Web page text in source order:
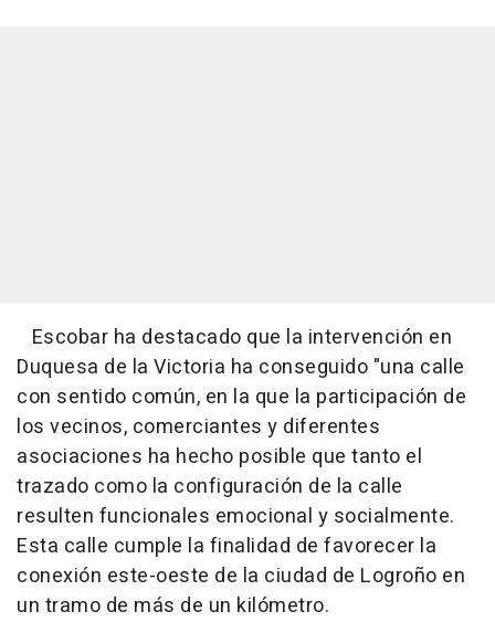
Escobar ha destacado que la intervención en
Duquesa de la Victoria ha conseguido "una calle
con sentido común, en la que la participación de
los vecinos, comerciantes y diferentes
asociaciones ha hecho posible que tanto el
trazado como la configuración de la calle
resulten funcionales emocional y socialmente.
Esta calle cumple la finalidad de favorecer la
conexión este-oeste de la ciudad de Logroño en
un tramo de más de un kilómetro.